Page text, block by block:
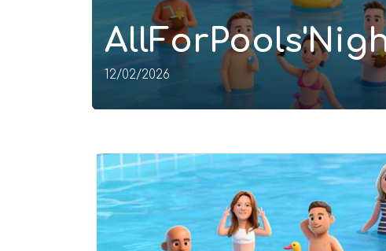
12/02/2026